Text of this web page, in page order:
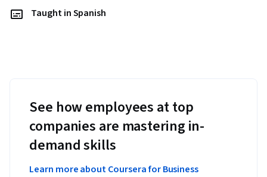
Taught in Spanish
See how employees at top
companies are mastering in-
demand skills
Learn more about Coursera for Business